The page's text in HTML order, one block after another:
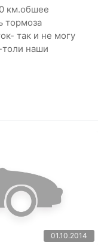
км.обшее
тормоза
так и не могу
толи наши
01.10.2014